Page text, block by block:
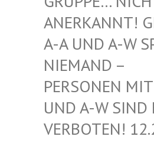
RKANNT!
UND A-W
MAND – PER
SONEN MIT A-A
A-W SIND
BOTEN!